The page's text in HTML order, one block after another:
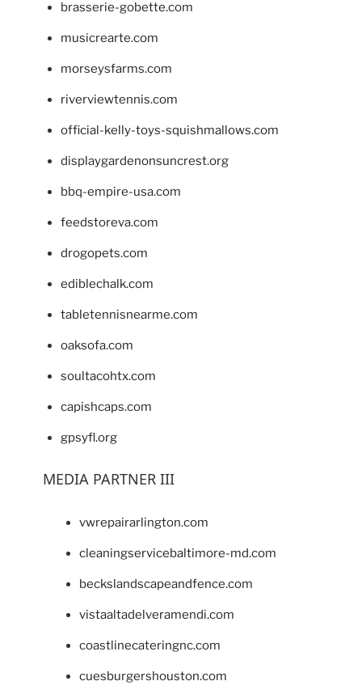
brasserie-gobette.com
musicrearte.com
morseysfarms.com
riverviewtennis.com
official-kelly-toys-squishmallows.com
displaygardenonsuncrest.org
bbq-empire-usa.com
feedstoreva.com
drogopets.com
ediblechalk.com
tabletennisnearme.com
oaksofa.com
soultacohtx.com
capishcaps.com
gpsyfl.org
MEDIA PARTNER III
vwrepairarlington.com
cleaningservicebaltimore-md.com
beckslandscapeandfence.com
vistaaltadelveramendi.com
coastlinecateringnc.com
cuesburgershouston.com